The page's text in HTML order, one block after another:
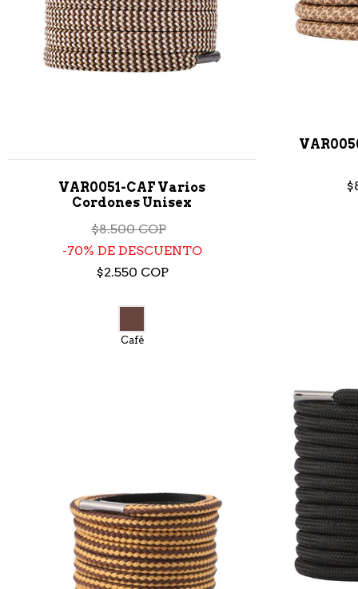
VAR0051-CAF Varios
Cordones Unisex
$8.500 COP
70% DE DESCUENTO
$2.550 COP
Café